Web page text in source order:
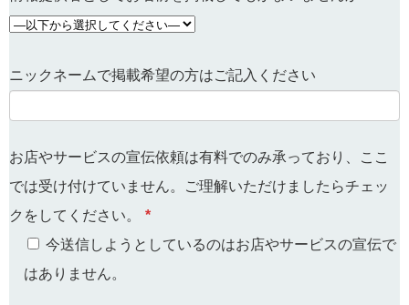
ニックネームで掲載希望の方はご記入ください
お店やサービスの宣伝依頼は有料でのみ承っており、ここ
では受け付けていません。ご理解いただけましたらチェッ
クをしてください。
*
今送信しようとしているのはお店やサービスの宣伝で
はありません。